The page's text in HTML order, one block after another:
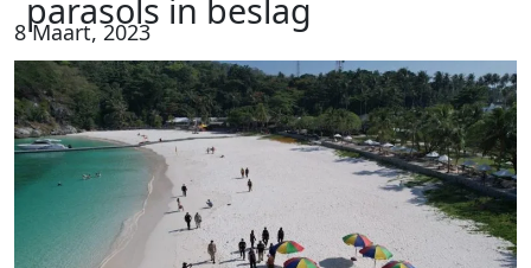
parasols in beslag
8 Maart, 2023